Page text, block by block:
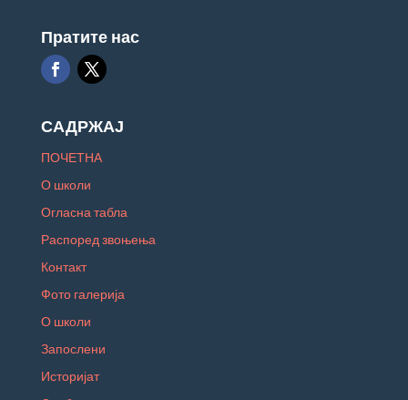
Пратите нас
САДРЖАЈ
ПОЧЕТНА
О школи
Огласна табла
Распоред звоњења
Контакт
Фото галерија
О школи
Запослени
Историјат